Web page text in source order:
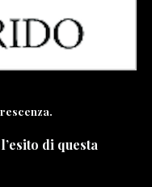
di questa